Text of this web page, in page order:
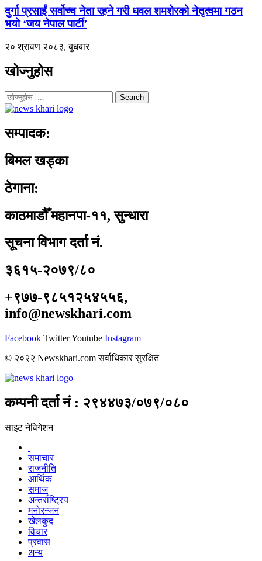
दुर्गा प्रसाईं सर्वोच्च नेता रहने गरी धवल शमशेरको नेतृत्वमा गठन
भयो ‘जय नेपाल पार्टी’
२० श्रावण २०८३, बुधबार
खोज्नुहोस
Search
सम्पादक:
बिमल खड्का
ठेगाना:
काठमाडौँ महानपा-११, सुन्धारा
सूचना विभाग दर्ता नं.
३६१५-२०७९/८०
+९७७-९८५१२५४५५६,
info@newskhari.com
Facebook TwitterYoutube Instagram
© २०२२ Newskhari.com सर्वाधिकार सुरक्षित
कम्पनी दर्ता नं : २९४४७३/०७९/०८०
साइट नेविगेशन
समाचार
राजनीति
आर्थिक
समाज
अन्तर्राष्ट्रिय
मनोरन्जन
खेलकुद
विचार
प्रवास
अन्य